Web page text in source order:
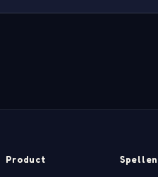
Product Spellen